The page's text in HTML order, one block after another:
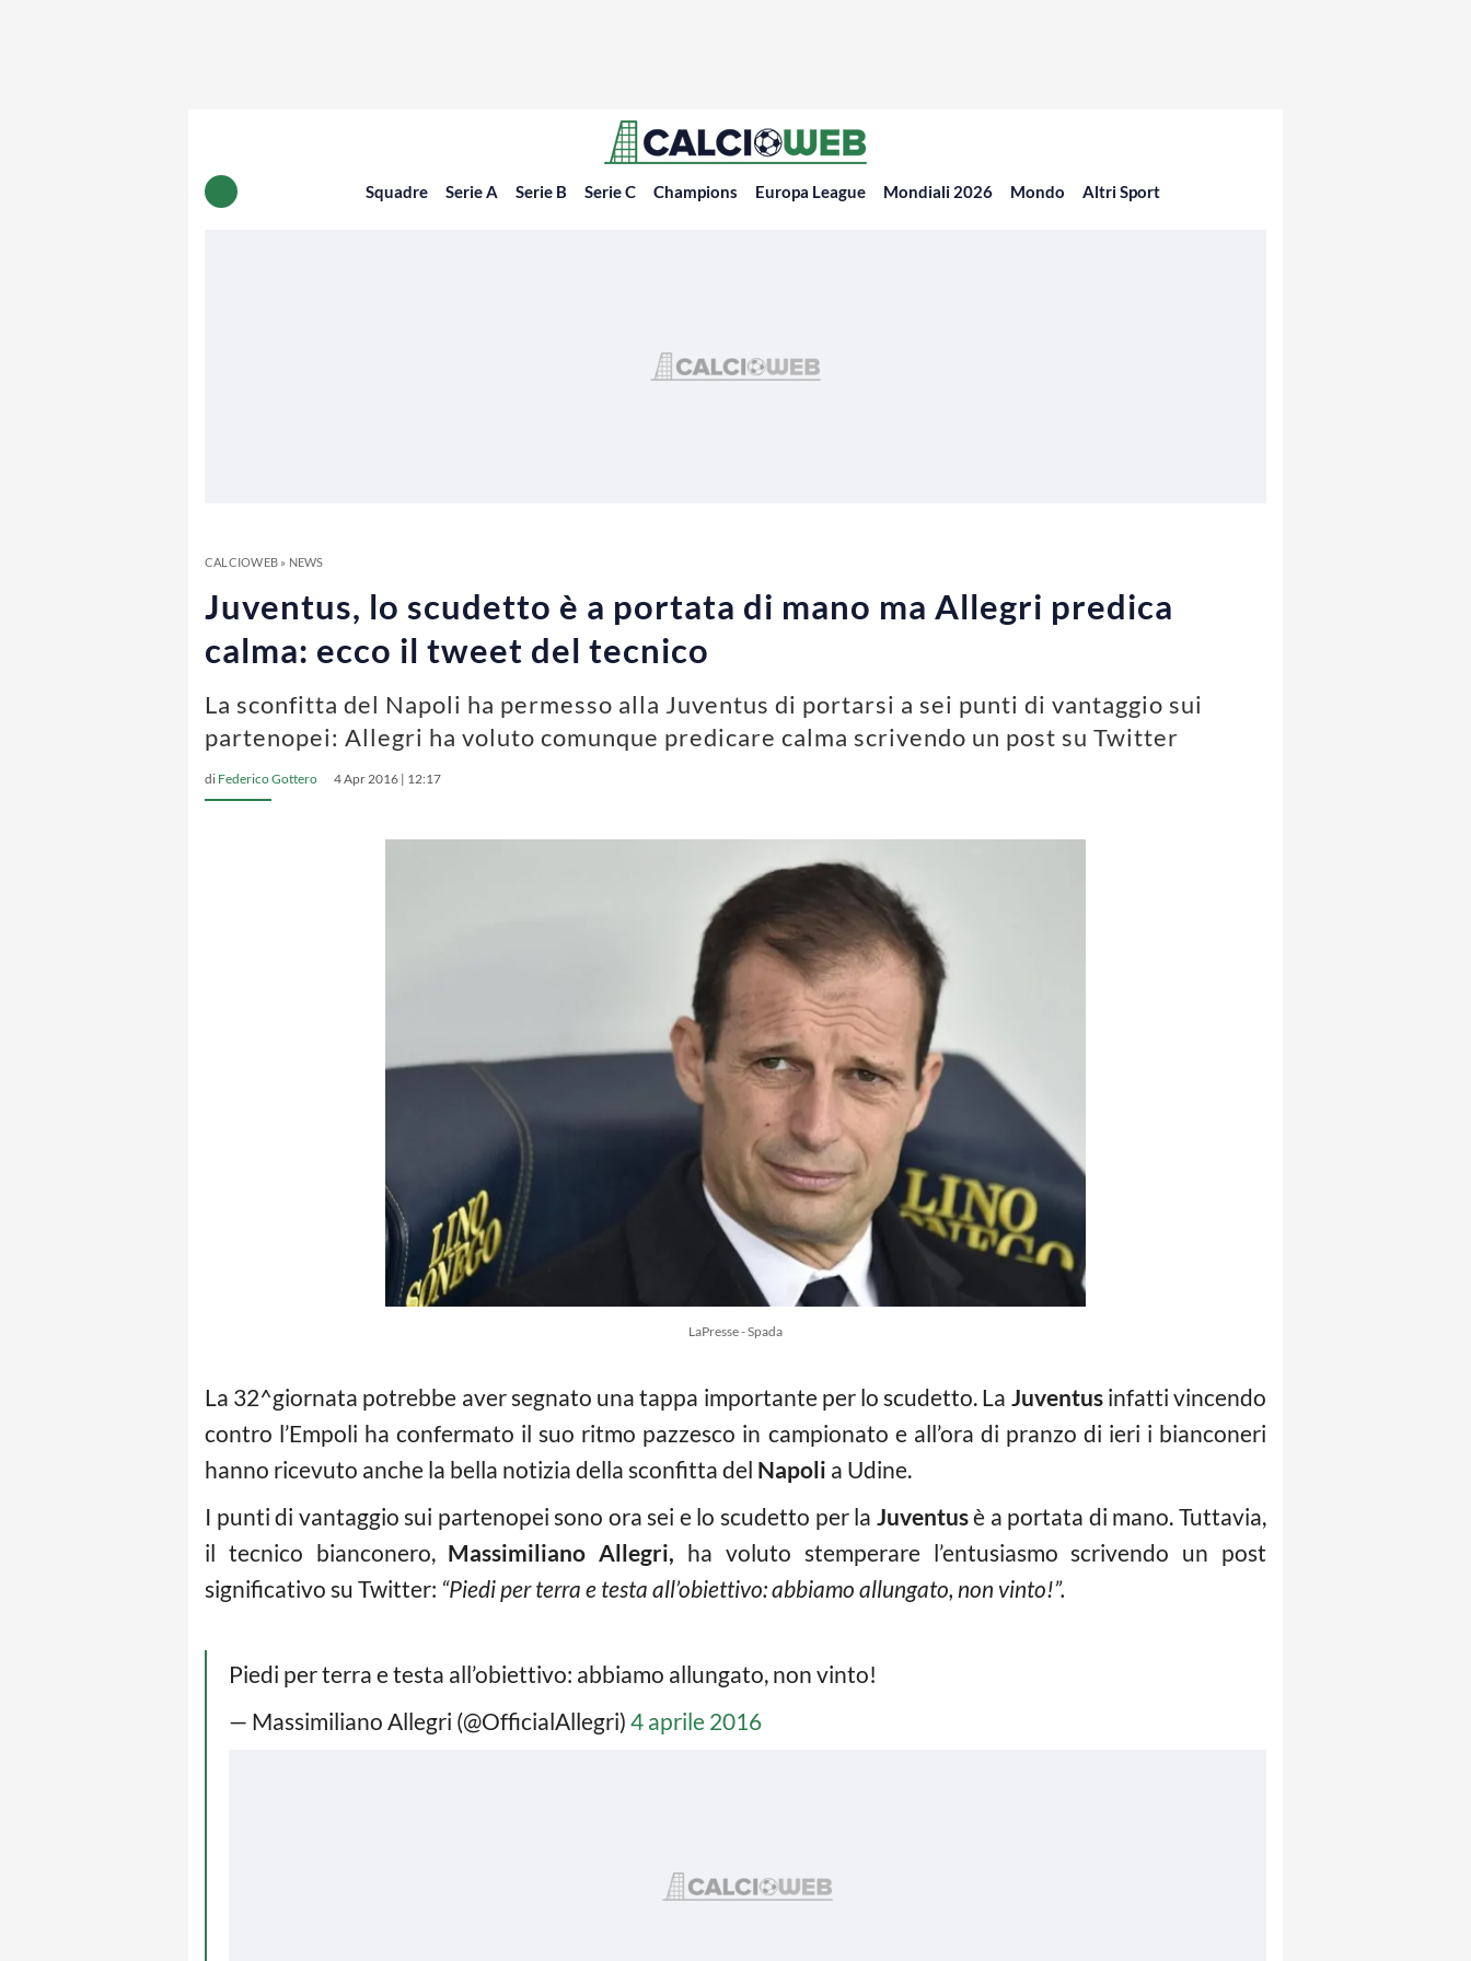
Squadre Serie A Serie B Serie C Champions Europa League Mondiali 2026 Mondo Altri Sport
CALCIOWEB» NEWS
Juventus, lo scudetto è a portata di mano ma Allegri predica
calma: ecco il tweet del tecnico
La sconfitta del Napoli ha permesso alla Juventus di portarsi a sei punti di vantaggio sui
partenopei: Allegri ha voluto comunque predicare calma scrivendo un post su Twitter
di Federico Gottero 4 Apr 2016 | 12:17
LaPresse - Spada
La 32^giornata potrebbe aver segnato una tappa importante per lo scudetto. La Juventusinfatti vincendo
contro l’Empoli ha confermato il suo ritmo pazzesco in campionato e all’ora di pranzo di ieri i bianconeri
hanno ricevuto anche la bella notizia della sconfitta del Napoli a Udine.
I punti di vantaggio sui partenopei sono ora sei e lo scudetto per la Juventusè a portata di mano. Tuttavia,
il tecnico bianconero, Massimiliano Allegri, ha voluto stemperare l’entusiasmo scrivendo un post
significativo su Twitter: “Piedi per terra e testa all’obiettivo: abbiamo allungato, non vinto!”.
Piedi per terra e testa all’obiettivo: abbiamo allungato, non vinto!
— Massimiliano Allegri (@OfficialAllegri) 4 aprile 2016